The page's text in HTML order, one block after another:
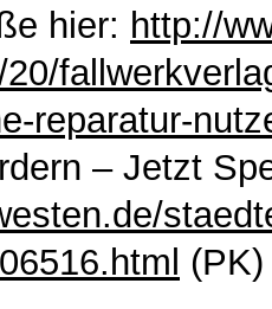
hier: http://
reparatur-
– Jetzt
(PK)